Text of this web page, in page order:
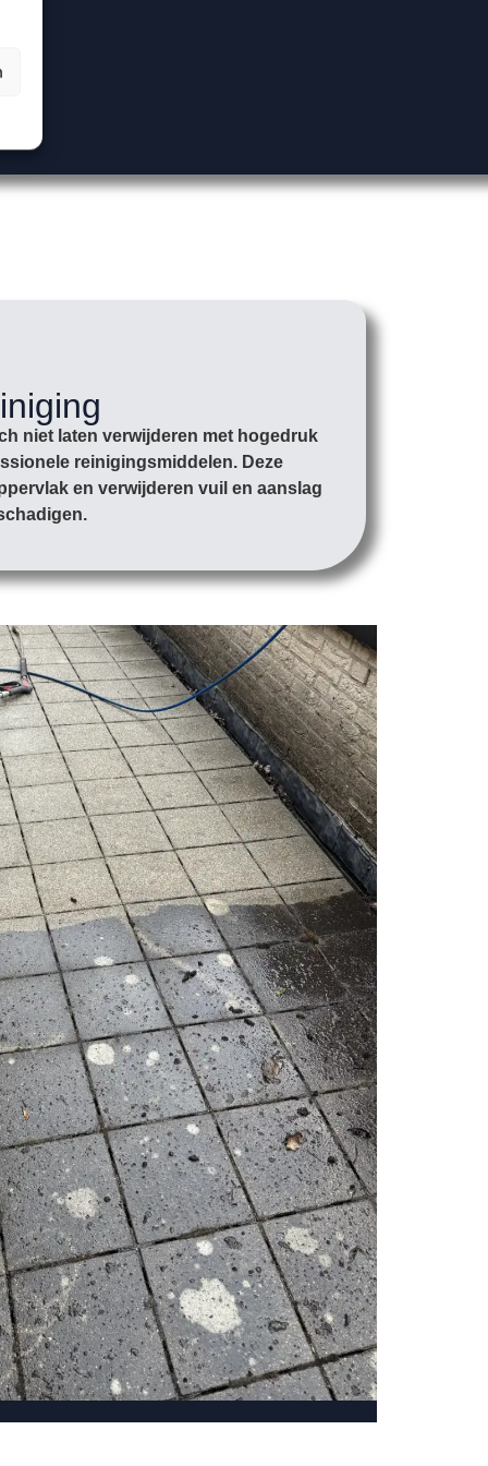
niet laten verwijderen met hogedruk
reinigingsmiddelen. Deze
en verwijderen vuil en aanslag